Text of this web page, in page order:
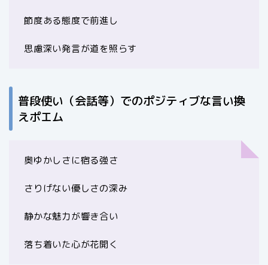
節度ある態度で前進し
思慮深い発言が道を照らす
普段使い（会話等）でのポジティブな言い換
えポエム
奥ゆかしさに宿る強さ
さりげない優しさの深み
静かな魅力が響き合い
落ち着いた心が花開く